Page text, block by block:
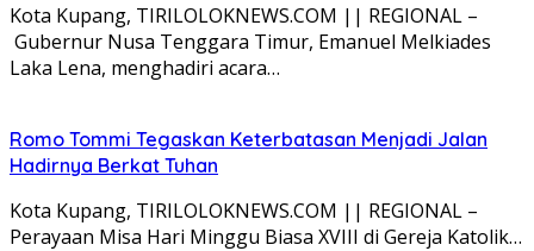
Kota Kupang, TIRILOLOKNEWS.COM || REGIONAL –
Gubernur Nusa Tenggara Timur, Emanuel Melkiades
Laka Lena, menghadiri acara…
Romo Tommi Tegaskan Keterbatasan Menjadi Jalan
Hadirnya Berkat Tuhan
Kota Kupang, TIRILOLOKNEWS.COM || REGIONAL –
Perayaan Misa Hari Minggu Biasa XVIII di Gereja Katolik…